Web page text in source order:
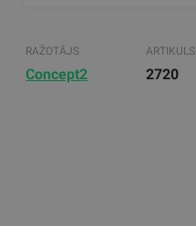
RAŽOTĀJS
Concept2
ARTIKULS
2720